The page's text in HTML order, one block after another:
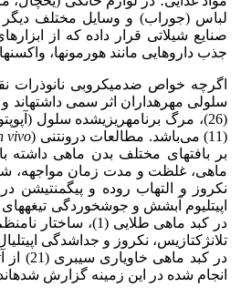
صنایع شیلاتی قرار داده که از
جذب داروهایی مانند هورمون­ها، واکسن­ها و مواد مغذی (25) و تصفیه
سلولی مهره­داران اثر سمی
(11) می‌باشد. مطالعات درون­تنی ( vivo
بر بافت­های مختلف بدن ماهی
ماهی، غلظت و مدت زمان مواجهه،
اپیتلیوم آبشش و جوش­خوردگی
در کبد ماهی طلایی
تلانژکتازیس، نکروز و جداشدگی
در کبد
انجام شده در این زمینه گزارش